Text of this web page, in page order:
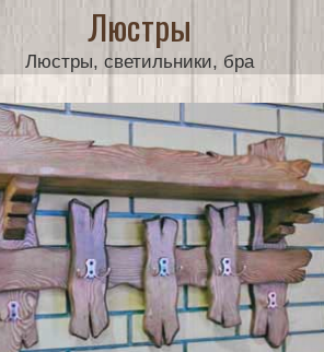
Люстры
Люстры, светильники, бра